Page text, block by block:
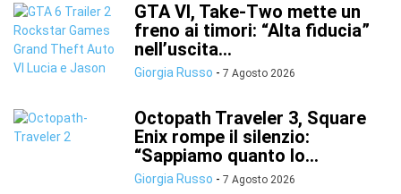
GTA VI, Take-Two mette un
freno ai timori: “Alta fiducia”
nell’uscita...
Giorgia Russo - 7 Agosto 2026
Octopath Traveler 3, Square
Enix rompe il silenzio:
“Sappiamo quanto lo...
Giorgia Russo - 7 Agosto 2026